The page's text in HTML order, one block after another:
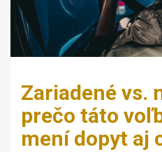
Zariadené vs.
prečo táto
mení dopyt aj